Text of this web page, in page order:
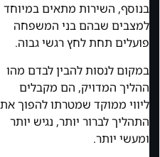
בנוסף, השירות מתאים במיוחד
למצבים שבהם בני המשפחה
פועלים תחת לחץ רגשי גבוה.
במקום לנסות להבין לבדם מהו
ההליך המדויק, הם מקבלים
ליווי ממוקד שמטרתו להפוך את
התהליך לברור יותר, נגיש יותר
ומעשי יותר.